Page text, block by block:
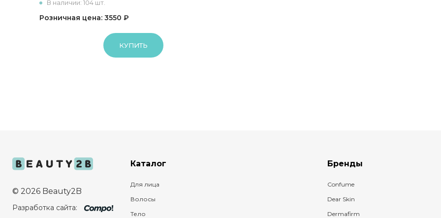
В наличии: 104 шт.
Розничная цена: 3550 ₽
КУПИТЬ
© 2026 Beauty2B
Разработка сайта:
Каталог
Для лица
Волосы
Тело
Бренды
Confume
Dear Skin
Dermafirm